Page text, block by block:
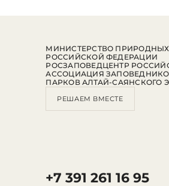
+7 391 261 16 95
МИНИСТЕРСТВО
РОССИЙСКОЙ ФЕДЕРАЦИИ
РОСЗАПОВЕДЦЕНТР
АССОЦИАЦИЯ
ПАРКОВ АЛТАЙ-САЯНСКОГО
РЕШАЕМ ВМЕСТЕ